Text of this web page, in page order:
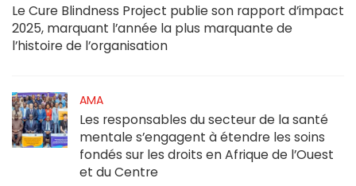
Le Cure Blindness Project publie son rapport d’impact
2025, marquant l’année la plus marquante de
l’histoire de l’organisation
AMA
Les responsables du secteur de la santé
mentale s’engagent à étendre les soins
fondés sur les droits en Afrique de l’Ouest
et du Centre